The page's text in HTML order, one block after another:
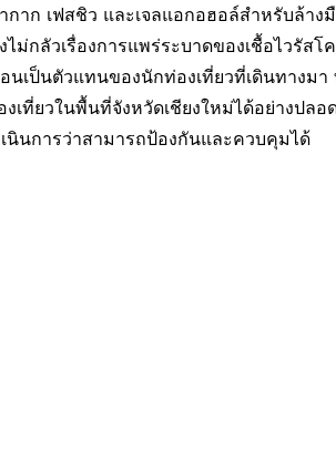
าก เฟสชิว และเจลแอกอฮอล์สำหรับล้าง
ม่กลัวเรื่องการแพร่ระบาดของเชื้อไวรัสโ
นเป็นตัวแทนของนักท่องเที่ยวที่เดินทางม
งเที่ยวในพื้นที่จังหวัดเชียงใหม่ได้อย่างปล
นินการว่าสามารถป้องกันและควบคุมได้